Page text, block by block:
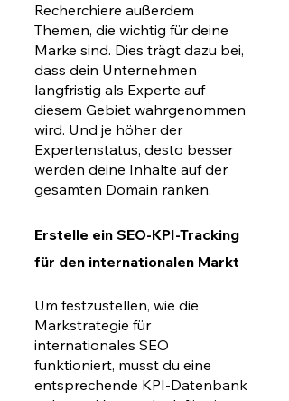
Recherchiere außerdem
Themen, die wichtig für deine
Marke sind. Dies trägt dazu bei,
dass dein Unternehmen
langfristig als Experte auf
diesem Gebiet wahrgenommen
wird. Und je höher der
Expertenstatus, desto besser
werden deine Inhalte auf der
gesamten Domain ranken.
Erstelle ein SEO-KPI-Tracking
für den internationalen Markt
Um festzustellen, wie die
Markstrategie für
internationales SEO
funktioniert, musst du eine
entsprechende KPI-Datenbank